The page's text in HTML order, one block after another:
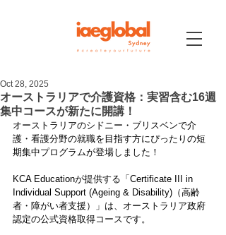
オーストラリアで介護資格：実習含む16週
集中コースが新たに開講！
Oct 28, 2025
オーストラリアのシドニー・ブリスベンで介
護・看護分野の就職を目指す方にぴったりの短
期集中プログラムが登場しました！
KCA Educationが提供する「Certificate III in
Individual Support (Ageing & Disability)（高齢
者・障がい者支援）」は、オーストラリア政府
認定の公式資格取得コースです。